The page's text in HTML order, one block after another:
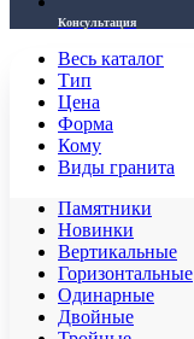
Консультация
Весь каталог
Тип
Цена
Форма
Кому
Виды гранита
Памятники
Новинки
Вертикальные
Горизонтальные
Одинарные
Двойные